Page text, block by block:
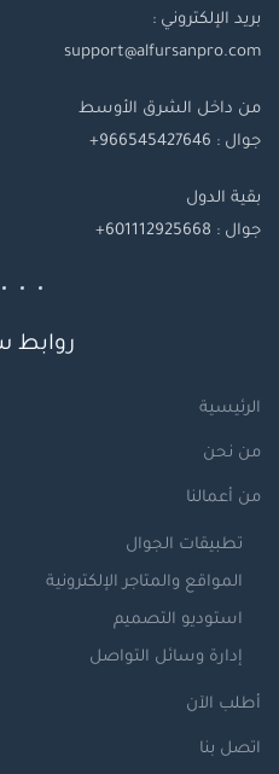
بريد الإلكتروني :
support@alfursanpro.com
من داخل الشرق الأوسط
جوال : 966545427646+
بقية الدول
جوال : 601112925668+
روابط
الرئيسية
من نحن
من أعمالنا
تطبيقات الجوال
المواقع والمتاجر الإلكترونية
استوديو التصميم
إدارة وسائل التواصل
أطلب الآن
اتصل بنا